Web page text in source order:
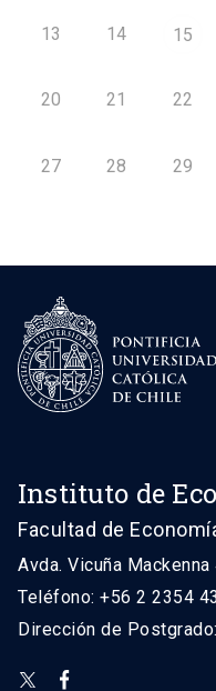
13 14 15
20 21 22
27 28 29
Instituto de
Facultad de
Avda. Vicuña
Teléfono: +56 2 2354
Dirección de